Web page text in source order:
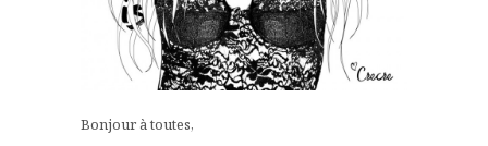
Bonjour à toutes,